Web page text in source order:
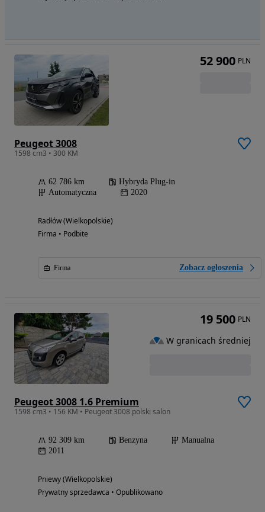
Peugeot 3008
1598 cm3 • 300 KM
62 786 km
Hybryda Plug-in
Automatyczna
2020
Radłów (Wielkopolskie)
Firma • Podbite
Firma Zobacz ogłoszenia
52 900 PLN
Peugeot 3008 1.6 Premium
1598 cm3 • 156 KM • Peugeot 3008 polski salon
92 309 km Benzyna
Manualna
2011
Pniewy (Wielkopolskie)
Prywatny sprzedawca • Opublikowano
19 500 PLN
W granicach średniej